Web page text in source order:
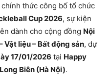
thức công bố tổ chức
Cup 2026, sự kiện
dành cho cộng đồng Nội
Vật liệu – Bất động sản, dự
17/01/2026 tại Happy
Biên (Hà Nội).